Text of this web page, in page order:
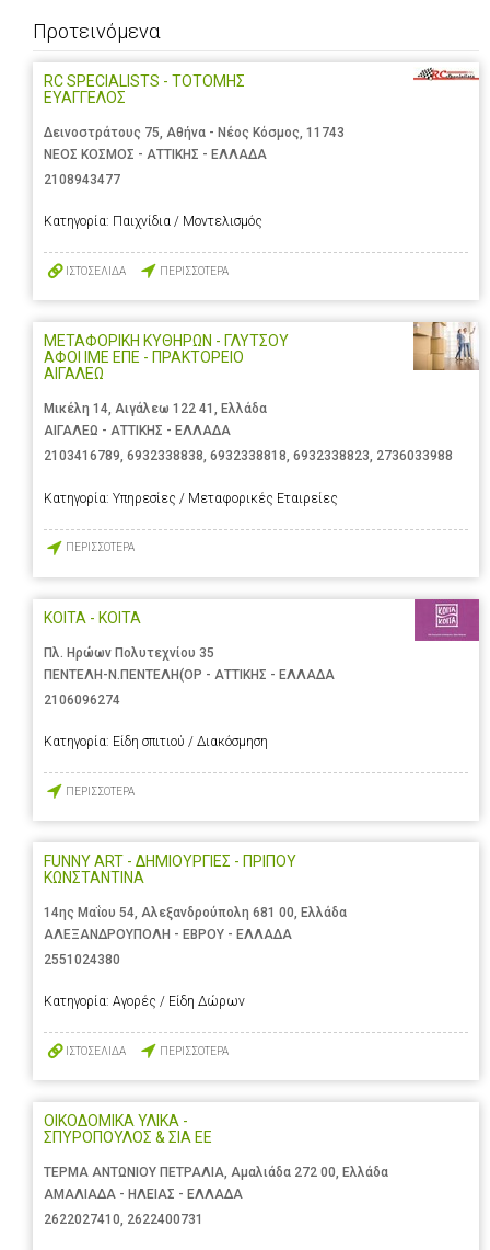
Προτεινόμενα
RC SPECIALISTS - ΤΟΤΟΜΗΣ
ΕΥΑΓΓΕΛΟΣ
Δεινοστράτους 75, Αθήνα - Νέος Κόσμος, 11743
ΝΕΟΣ ΚΟΣΜΟΣ - ΑΤΤΙΚΗΣ - ΕΛΛΑΔΑ
2108943477
Κατηγορία: Παιχνίδια / Μοντελισμός
ΙΣΤΟΣΕΛΙΔΑ ΠΕΡΙΣΣΟΤΕΡΑ
ΜΕΤΑΦΟΡΙΚΗ ΚΥΘΗΡΩΝ - ΓΛΥΤΣΟΥ
ΑΦΟΙ ΙΜΕ ΕΠΕ - ΠΡΑΚΤΟΡΕΙΟ
ΑΙΓΑΛΕΩ
Μικέλη 14, Αιγάλεω 122 41, Ελλάδα
ΑΙΓΑΛΕΩ - ΑΤΤΙΚΗΣ - ΕΛΛΑΔΑ
2103416789, 6932338838, 6932338818, 6932338823, 2736033988
Κατηγορία: Υπηρεσίες / Μεταφορικές Εταιρείες
ΠΕΡΙΣΣΟΤΕΡΑ
ΚΟΙΤΑ - ΚΟΙΤΑ
Πλ. Ηρώων Πολυτεχνίου 35
ΠΕΝΤΕΛΗ-Ν.ΠΕΝΤΕΛΗ(ΟΡ - ΑΤΤΙΚΗΣ - ΕΛΛΑΔΑ
2106096274
Κατηγορία: Είδη σπιτιού / Διακόσμηση
ΠΕΡΙΣΣΟΤΕΡΑ
FUNNY ART - ΔΗΜΙΟΥΡΓΙΕΣ - ΠΡΙΠΟΥ
ΚΩΝΣΤΑΝΤΙΝΑ
14ης Μαΐου 54, Αλεξανδρούπολη 681 00, Ελλάδα
ΑΛΕΞΑΝΔΡΟΥΠΟΛΗ - ΕΒΡΟΥ - ΕΛΛΑΔΑ
2551024380
Κατηγορία: Αγορές / Είδη Δώρων
ΙΣΤΟΣΕΛΙΔΑ ΠΕΡΙΣΣΟΤΕΡΑ
ΟΙΚΟΔΟΜΙΚΑ ΥΛΙΚΑ -
ΣΠΥΡΟΠΟΥΛΟΣ & ΣΙΑ ΕΕ
ΤΕΡΜΑ ΑΝΤΩΝΙΟΥ ΠΕΤΡΑΛΙΑ, Αμαλιάδα 272 00, Ελλάδα
ΑΜΑΛΙΑΔΑ - ΗΛΕΙΑΣ - ΕΛΛΑΔΑ
2622027410, 2622400731